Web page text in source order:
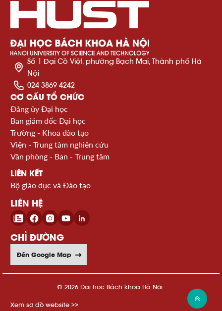
Số 1 Đại Cồ Việt, phường Bạch Mai, Thành phố Hà
Nội
024 3869 4242
CƠ CẤU TỔ CHỨC
Đảng ủy Đại học
Ban giám đốc Đại học
Trường - Khoa đào tạo
Viện - Trung tâm nghiên cứu
Văn phòng - Ban - Trung tâm
LIÊN KẾT
Bộ giáo dục và Đào tạo
LIÊN HỆ
CHỈ ĐƯỜNG
Đến Google Map
© 2026 Đại học Bách khoa Hà Nội
Xem sơ đồ website >>